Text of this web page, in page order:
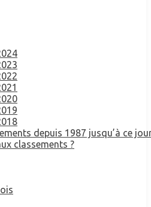
depuis 1987 jusqu’à ce
classements ?